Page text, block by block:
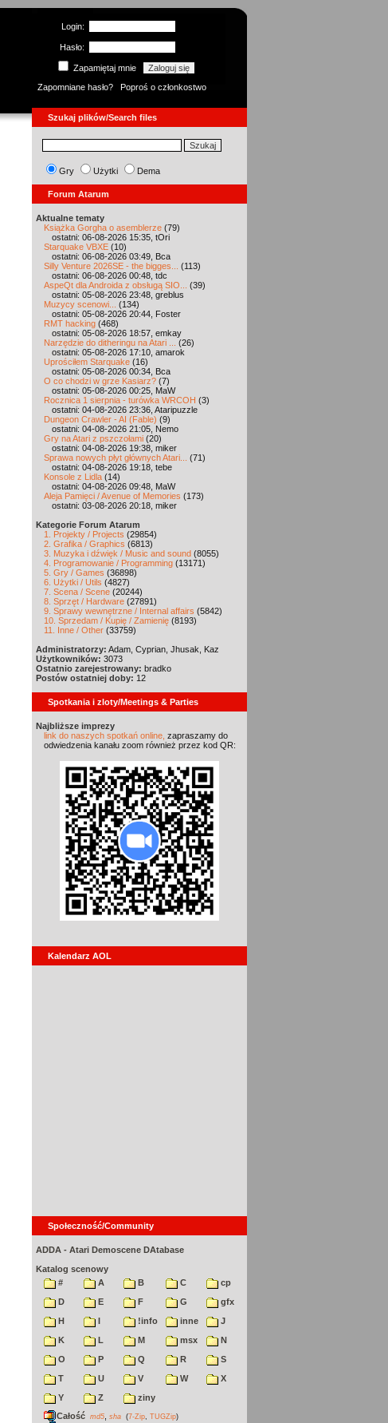
Login:
Hasło:
Zapamiętaj mnie
Zapomniane hasło?
Poproś o członkostwo
Szukaj plików/Search files
Gry Użytki Dema
Forum Atarum
Aktualne tematy
Książka Gorgha o asemblerze (79)
ostatni: 06-08-2026 15:35, tOri
Starquake VBXE (10)
ostatni: 06-08-2026 03:49, Bca
Silly Venture 2026SE - the bigges...
(113)
ostatni: 06-08-2026 00:48, tdc
AspeQt dla Androida z obsługą SIO...
(39)
ostatni: 05-08-2026 23:48, greblus
Muzycy scenowi...
(134)
ostatni: 05-08-2026 20:44, Foster
RMT hacking (468)
ostatni: 05-08-2026 18:57, emkay
Narzędzie do ditheringu na Atari ...
(26)
ostatni: 05-08-2026 17:10, amarok
Uprościłem Starquake (16)
ostatni: 05-08-2026 00:34, Bca
O co chodzi w grze Kasiarz? (7)
ostatni: 05-08-2026 00:25, MaW
Rocznica 1 sierpnia - turówka WRCOH (3)
ostatni: 04-08-2026 23:36, Ataripuzzle
Dungeon Crawler - AI (Fable) (9)
ostatni: 04-08-2026 21:05, Nemo
Gry na Atari z pszczołami (20)
ostatni: 04-08-2026 19:38, miker
Sprawa nowych płyt głównych Atari...
(71)
ostatni: 04-08-2026 19:18, tebe
Konsole z Lidla (14)
ostatni: 04-08-2026 09:48, MaW
Aleja Pamięci / Avenue of Memories (173)
ostatni: 03-08-2026 20:18, miker
Kategorie Forum Atarum
1. Projekty / Projects (29854)
2. Grafika / Graphics (6813)
3. Muzyka i dźwięk / Music and sound (8055)
4. Programowanie / Programming (13171)
5. Gry / Games (36898)
6. Użytki / Utils (4827)
7. Scena / Scene (20244)
8. Sprzęt / Hardware (27891)
9. Sprawy wewnętrzne / Internal affairs (5842)
10. Sprzedam / Kupię / Zamienię (8193)
11. Inne / Other (33759)
Administratorzy: Adam, Cyprian, Jhusak, Kaz
Użytkowników: 3073
Ostatnio zarejestrowany: bradko
Postów ostatniej doby: 12
Spotkania i zloty/Meetings & Parties
Najbliższe imprezy
link do naszych spotkań online, zapraszamy do
odwiedzenia kanału zoom również przez kod QR:
Kalendarz AOL
Społeczność/Community
ADDA - Atari Demoscene DAtabase
Katalog scenowy
#
A B C
cp
D
E F G
gfx
H
I !info inne
J
K
L M msx
N
O
P Q R
S
T
U V W
X
Y
Z
ziny
Całość md5 sha (7-Zip TUGZip)